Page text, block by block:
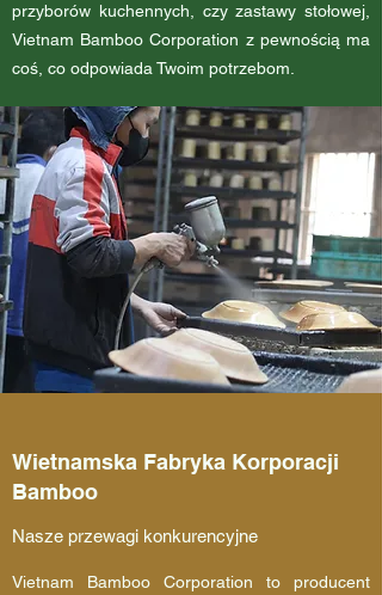
przyborów kuchennych, czy zastawy stołowej,
Vietnam Bamboo Corporation z pewnością ma
coś, co odpowiada Twoim potrzebom.
Wietnamska Fabryka Korporacji
Bamboo
Nasze przewagi konkurencyjne
Vietnam Bamboo Corporation to producent